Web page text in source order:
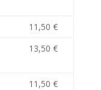
11,50 €
13,50 €
11,50 €